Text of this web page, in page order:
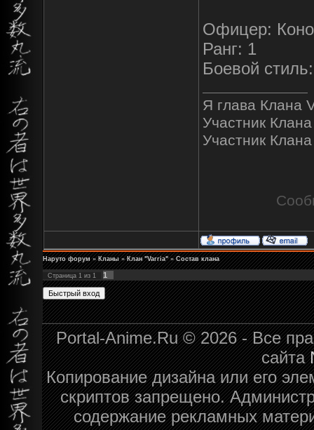
Офицер:
Ранг: 1
Боевой
Я глава Клана
Участник
Участник
Наруто форум » Кланы » Клан "Varria" » Состав клана
Страница 1 из 1 1
Portal-Anime.Ru © 2026 - Все
сайта
Копирование дизайна или его
скриптов запрещено.
содержание рекламных